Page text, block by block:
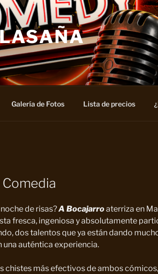
Galería de Fotos Lista de precios
de risas?A Bocajarroaterriza en
fresca, ingeniosa y absolutamente
dos talentos que ya están dando
auténtica experiencia.
chistes más efectivos de ambos